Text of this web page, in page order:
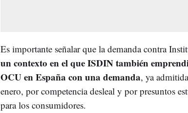
Es importante señalar que la demanda contra
un contexto en el que ISDIN también
OCU en España con una demanda, ya
enero, por competencia desleal y por presuntos
para los consumidores.